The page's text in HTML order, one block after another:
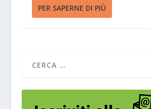
PER SAPERNE DI PIÙ